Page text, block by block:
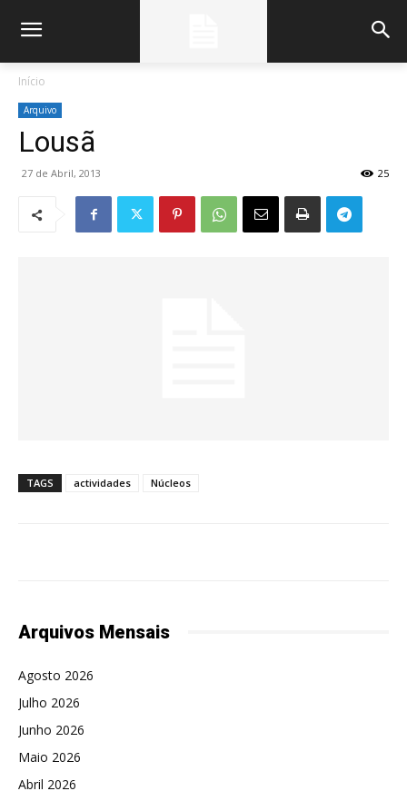
Início
Arquivo
Lousã
27 de Abril, 2013 25
TAGS actividades Núcleos
Arquivos Mensais
Agosto 2026
Julho 2026
Junho 2026
Maio 2026
Abril 2026